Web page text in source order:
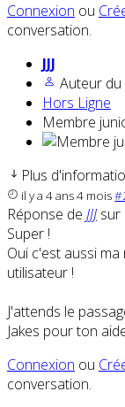
Connexion ou
conversation.
JJJ
Auteur du
Hors Ligne
Membre
Plus
il y a 4 ans 4 mois
Réponse de JJJ sur
Super !
Oui c'est aussi
utilisateur !
J'attends le
Jakes pour ton
Connexion ou
conversation.